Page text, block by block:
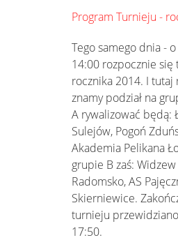
Program Turnieju -
Tego samego dnia -
14:00 rozpocznie się
rocznika 2014. I tutaj
znamy podział na
A rywalizować będą:
Sulejów, Pogoń
Akademia Pelikana
grupie B zaś: Widzew
Radomsko, AS
Skierniewice.
turnieju
17:50.